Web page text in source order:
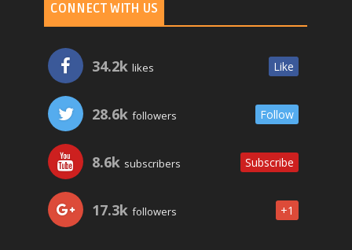
CONNECT WITH US
34.2k likes Like
28.6k followers Follow
8.6k subscribers Subscribe
17.3k followers +1